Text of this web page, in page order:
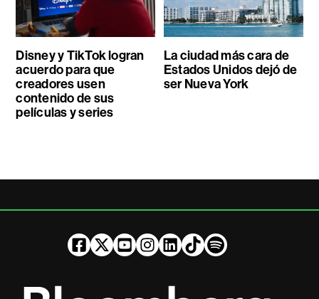
Disney y TikTok logran
acuerdo para que
creadores usen
contenido de sus
películas y series
La ciudad más cara de
Estados Unidos dejó de
ser Nueva York